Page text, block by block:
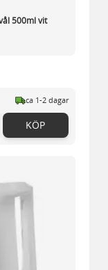
500ml vit
ca 1-2 dagar
KÖP